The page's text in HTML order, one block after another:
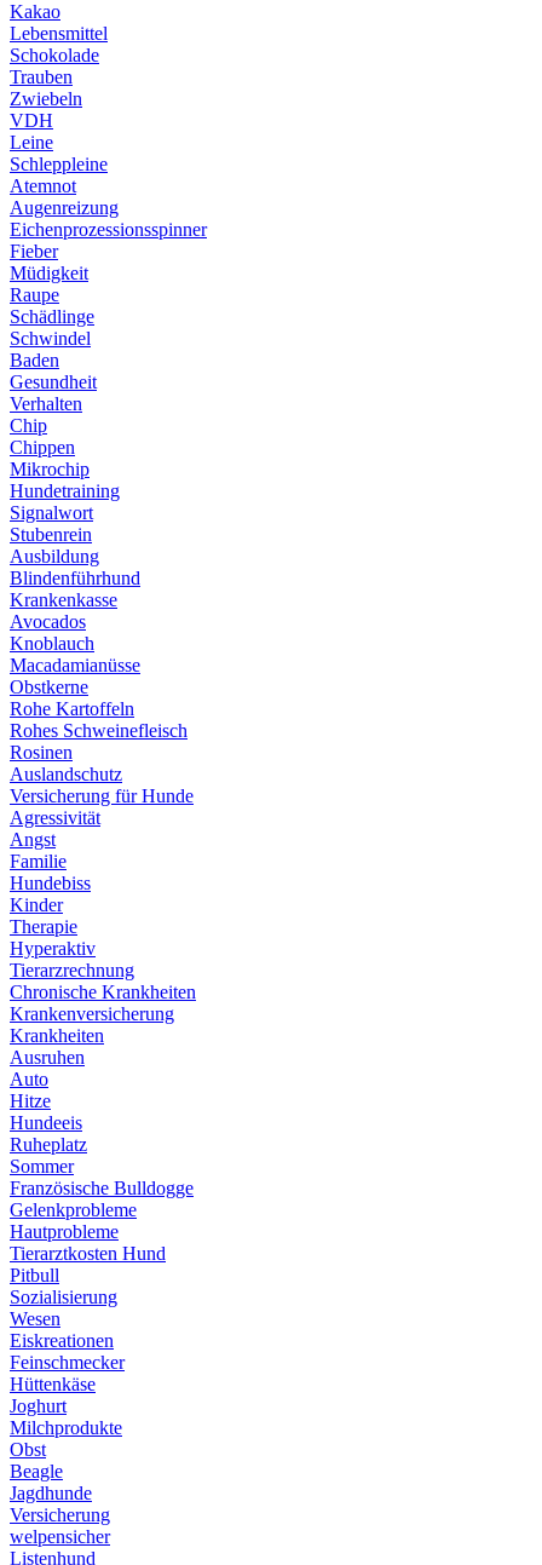
Kakao
Lebensmittel
Schokolade
Trauben
Zwiebeln
VDH
Leine
Schleppleine
Atemnot
Augenreizung
Eichenprozessionsspinner
Fieber
Müdigkeit
Raupe
Schädlinge
Schwindel
Baden
Gesundheit
Verhalten
Chip
Chippen
Mikrochip
Hundetraining
Signalwort
Stubenrein
Ausbildung
Blindenführhund
Krankenkasse
Avocados
Knoblauch
Macadamianüsse
Obstkerne
Rohe Kartoffeln
Rohes Schweinefleisch
Rosinen
Auslandschutz
Versicherung für Hunde
Agressivität
Angst
Familie
Hundebiss
Kinder
Therapie
Hyperaktiv
Tierarzrechnung
Chronische Krankheiten
Krankenversicherung
Krankheiten
Ausruhen
Auto
Hitze
Hundeeis
Ruheplatz
Sommer
Französische Bulldogge
Gelenkprobleme
Hautprobleme
Tierarztkosten Hund
Pitbull
Sozialisierung
Wesen
Eiskreationen
Feinschmecker
Hüttenkäse
Joghurt
Milchprodukte
Obst
Beagle
Jagdhunde
Versicherung
welpensicher
Listenhund